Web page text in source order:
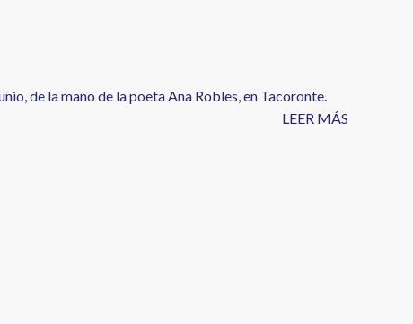
de la mano de la poeta Ana Robles, en Tacoronte.
LEER MÁS